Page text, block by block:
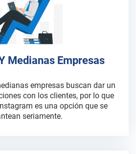
Medianas Empresas
empresas buscan dar un
con los clientes, por lo que
es una opción que se
seriamente.